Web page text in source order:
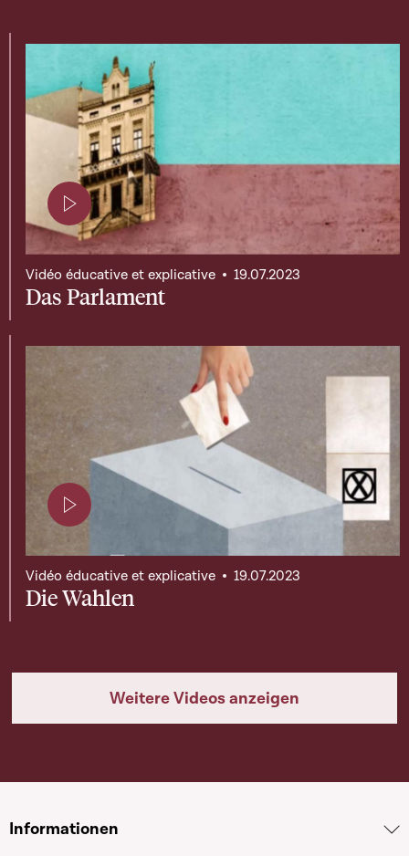
Page contenant une vidéo
Das Parlament
Vidéo éducative et explicative 19.07.2023
Page contenant une vidéo
Die Wahlen
Vidéo éducative et explicative 19.07.2023
Weitere Videos anzeigen
Informationen